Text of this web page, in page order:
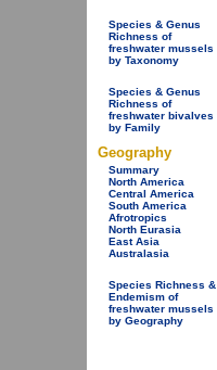
Species & Genus
Richness of
freshwater mussels
by Taxonomy
Species & Genus
Richness of
freshwater bivalves
by Family
Geography
Summary
North America
Central America
South America
Afrotropics
North Eurasia
East Asia
Australasia
Species Richness &
Endemism of
freshwater mussels
by Geography